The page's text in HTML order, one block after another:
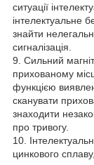
ситуації
інтелектуальне
знайти
сигналізація.
9. Сильний
прихованому
функцією
сканувати
знаходити
про тривогу.
10.
цинкового